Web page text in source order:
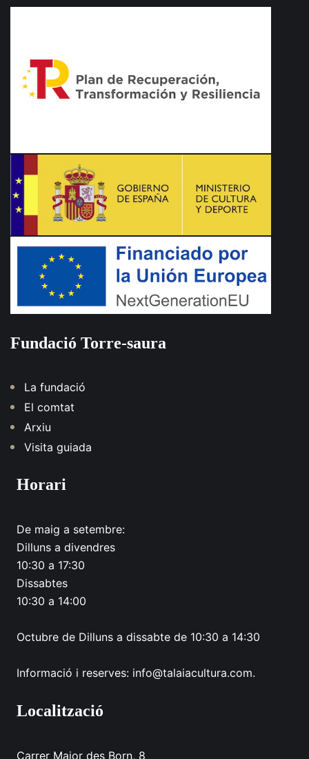
Fundació Torre-saura
La fundació
El comtat
Arxiu
Visita guiada
Horari
De maig a setembre:
Dilluns a divendres
10:30 a 17:30
Dissabtes
10:30 a 14:00
Octubre de Dilluns a dissabte de 10:30 a 14:30
Informació i reserves: info@talaiacultura.com.
Localització
Carrer Major des Born, 8